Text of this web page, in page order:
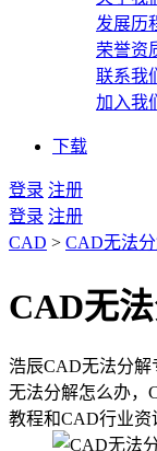
发展历
荣誉资
联系我们
加入我们
下载
登录 注册
登录 注册
CAD > CAD无法
CAD无
浩辰CAD无法分
无法分解怎么办，
教程和CAD行业资